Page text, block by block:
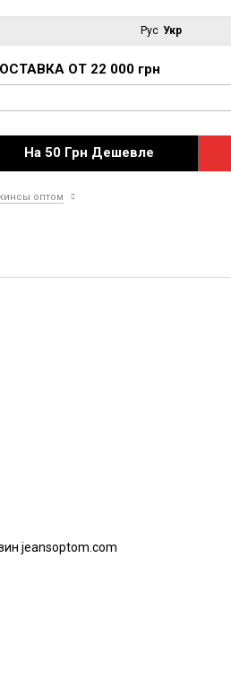
Рус Укр
ОТ 22 000 грн
На 50 Грн Дешевле
оптом